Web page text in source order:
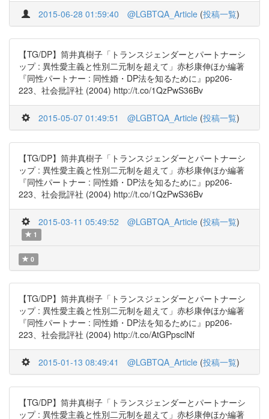
2015-06-28 01:59:40 @LGBTQA_Article (投稿一覧)
【TG/DP】筒井真樹子「トランスジェンダーとパートナーシ
ップ : 異性愛主義と性別二元制を超えて」赤杉康伸ほか編著
『同性パートナー : 同性婚・DP法を知るために』pp206-
223、社会批評社 (2004) http://t.co/1QzPwS36Bv
2015-05-07 01:49:51 @LGBTQA_Article (投稿一覧)
【TG/DP】筒井真樹子「トランスジェンダーとパートナーシ
ップ : 異性愛主義と性別二元制を超えて」赤杉康伸ほか編著
『同性パートナー : 同性婚・DP法を知るために』pp206-
223、社会批評社 (2004) http://t.co/1QzPwS36Bv
2015-03-11 05:49:52 @LGBTQA_Article (投稿一覧)
1
0
【TG/DP】筒井真樹子「トランスジェンダーとパートナーシ
ップ : 異性愛主義と性別二元制を超えて」赤杉康伸ほか編著
『同性パートナー : 同性婚・DP法を知るために』pp206-
223、社会批評社 (2004) http://t.co/AtGPpsclNf
2015-01-13 08:49:41 @LGBTQA_Article (投稿一覧)
【TG/DP】筒井真樹子「トランスジェンダーとパートナーシ
ップ : 異性愛主義と性別二元制を超えて」赤杉康伸ほか編著